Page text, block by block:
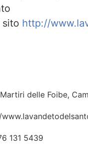
sito http://
delle Foibe,
131 5439